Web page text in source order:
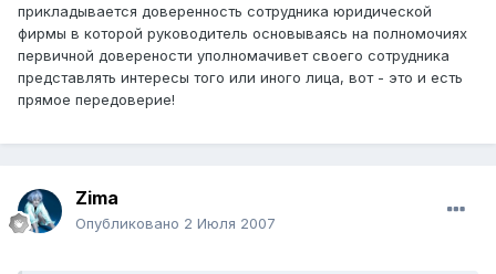
прикладывается доверенность сотрудника юридической
фирмы в которой руководитель основываясь на полномочиях
первичной доверености уполномачивет своего сотрудника
представлять интересы того или иного лица, вот - это и есть
прямое передоверие!
Zima
Опубликовано 2 Июля 2007